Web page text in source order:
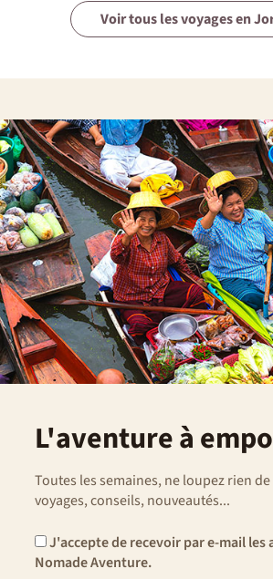
Voir tous les voyages en
L'aventure à
Toutes les semaines, ne loupez rien
voyages, conseils, nouveautés...
J'accepte de recevoir par e-mail les
Nomade Aventure.